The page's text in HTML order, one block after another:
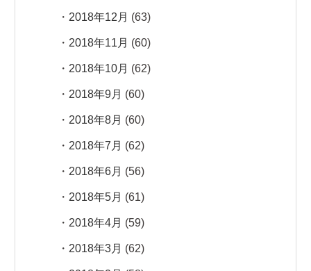
2018年12月 (63)
2018年11月 (60)
2018年10月 (62)
2018年9月 (60)
2018年8月 (60)
2018年7月 (62)
2018年6月 (56)
2018年5月 (61)
2018年4月 (59)
2018年3月 (62)